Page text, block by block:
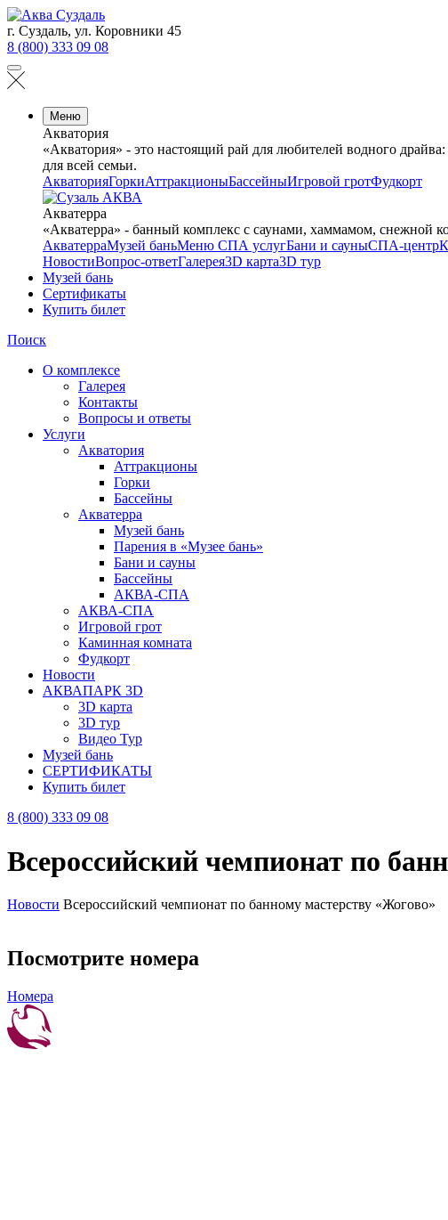
г. Суздаль, ул. Коровники 45
8 (800) 333 09 08
Меню
Акватория
«Акватория» - это настоящий рай для любителей водного
для всей семьи.
АкваторияГоркиАттракционыБассейныИгровой гротФудкорт
Акватерра
«Акватерра» - банный комплекс с саунами, хаммамом, снежной
АкватерраМузей баньМеню СПА услугБани и сауныСПА-центр
НовостиВопрос-ответГалерея3D карта3D тур
Музей бань
Сертификаты
Купить билет
Поиск
О комплексе
Галерея
Контакты
Вопросы и ответы
Услуги
Акватория
Аттракционы
Горки
Бассейны
Акватерра
Музей бань
Парения в «Музее бань»
Бани и сауны
Бассейны
АКВА-СПА
АКВА-СПА
Игровой грот
Каминная комната
Фудкорт
Новости
АКВАПАРК 3D
3D карта
3D тур
Видео Тур
Музей бань
СЕРТИФИКАТЫ
Купить билет
8 (800) 333 09 08
Всероссийский чемпионат по
Новости Всероссийский чемпионат по банному мастерству «Жогово»
Посмотрите номера
Номера